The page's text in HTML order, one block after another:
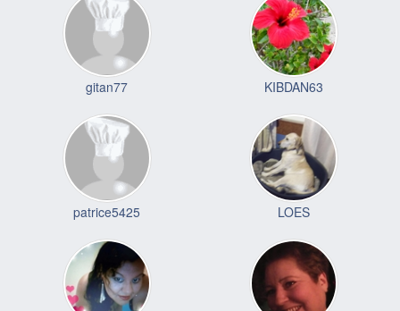
gitan77 KIBDAN63
patrice5425 LOES